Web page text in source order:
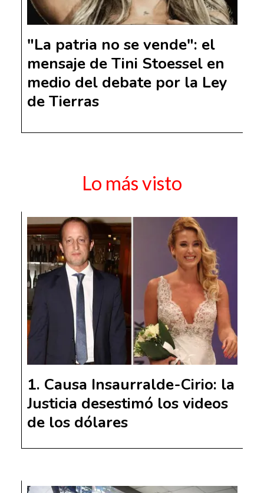
"La patria no se vende": el
mensaje de Tini Stoessel en
medio del debate por la Ley
de Tierras
Lo más visto
Causa Insaurralde-Cirio: la
Justicia desestimó los videos
de los dólares